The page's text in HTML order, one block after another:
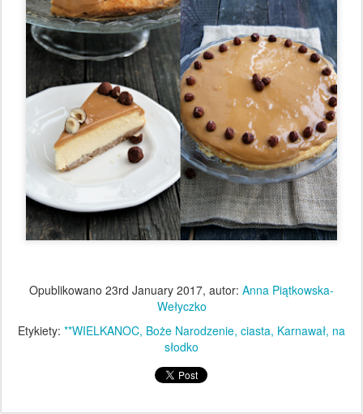
Opublikowano 23rd January 2017, autor: Anna Piątkowska-
Wełyczko
Etykiety: **WIELKANOC Boże Narodzenie ciasta Karnawał na
słodko